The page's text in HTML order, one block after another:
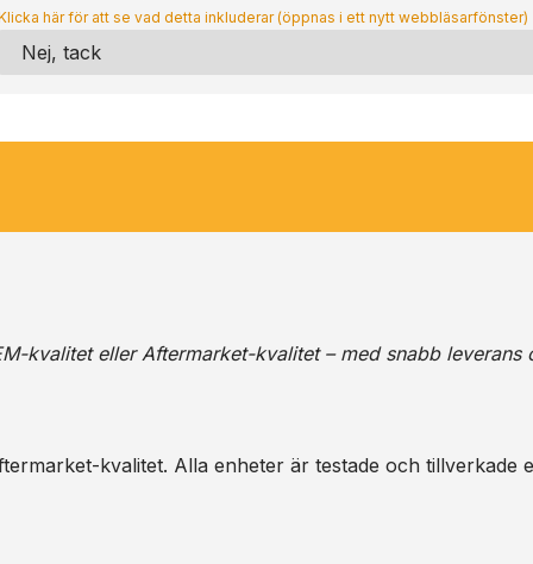
här för att se vad detta inkluderar (öppnas i ett nytt webbläsarfönster)
kvalitet eller Aftermarket-kvalitet – med snabb leverans
kvalitet. Alla enheter är testade och tillverkade